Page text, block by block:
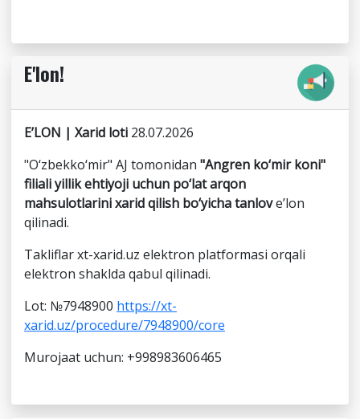
E'lon!
E’LON | Xarid loti 28.07.2026
"O‘zbekko‘mir" AJ tomonidan "Angren ko‘mir koni"
filiali yillik ehtiyoji uchun po‘lat arqon
mahsulotlarini xarid qilish bo‘yicha tanlove’lon
qilinadi.
Takliflar xt-xarid.uz elektron platformasi orqali
elektron shaklda qabul qilinadi.
Lot: №7948900 https://xt-
xarid.uz/procedure/7948900/core
Murojaat uchun: +998983606465